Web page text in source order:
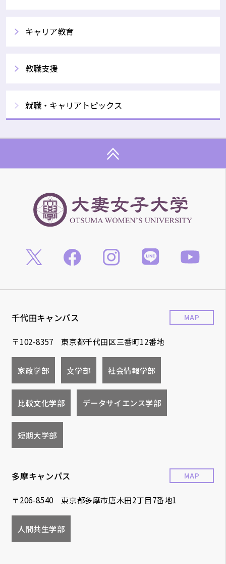
キャリア教育
教職支援
就職・キャリアトピックス
千代田キャンパス
〒102-8357 東京都千代田区三番町12番地
MAP
家政学部 文学部 社会情報学部
比較文化学部 データサイエンス学部
短期大学部
多摩キャンパス
〒206-8540 東京都多摩市唐木田2丁目7番地1
MAP
人間共生学部